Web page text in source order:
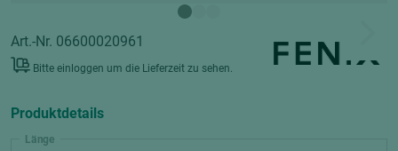
Art.-Nr. 06600020961
Bitte einloggen um die Lieferzeit zu sehen.
Produktdetails
Länge